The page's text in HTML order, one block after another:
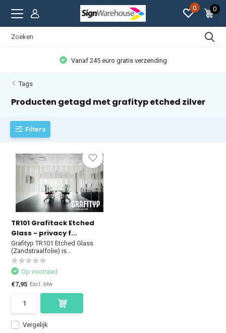
0 0
Vanaf 245 euro gratis verzending
Tags
Producten getagd met grafityp etched zilver
Filters
TR101 Grafitack Etched
Glass - privacy f...
Grafityp TR101 Etched Glass
(Zandstraalfolie) is...
Vergelijk
Op voorraad
€7,95 Excl. btw